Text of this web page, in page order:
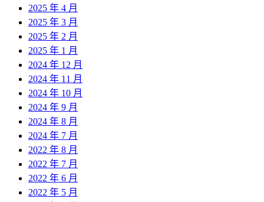
2025 年 4 月
2025 年 3 月
2025 年 2 月
2025 年 1 月
2024 年 12 月
2024 年 11 月
2024 年 10 月
2024 年 9 月
2024 年 8 月
2024 年 7 月
2022 年 8 月
2022 年 7 月
2022 年 6 月
2022 年 5 月